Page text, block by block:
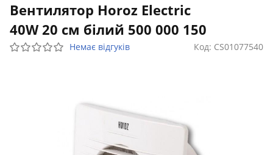
Вентилятор Horoz Electric
40W 20 см білий 500 000 150
Немає відгуків Код: CS01077540